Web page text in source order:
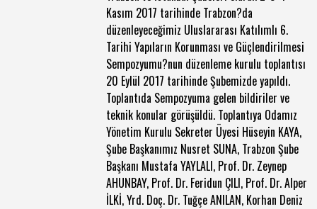
Kasım 2017 tarihinde Trabzon?da
düzenleyeceğimiz Uluslararası Katılımlı 6.
Tarihi Yapıların Korunması ve Güçlendirilmesi
Sempozyumu?nun düzenleme kurulu toplantısı
20 Eylül 2017 tarihinde Şubemizde yapıldı.
Toplantıda Sempozyuma gelen bildiriler ve
teknik konular görüşüldü. Toplantıya Odamız
Yönetim Kurulu Sekreter Üyesi Hüseyin KAYA,
Şube Başkanımız Nusret SUNA, Trabzon Şube
Başkanı Mustafa YAYLALI, Prof. Dr. Zeynep
AHUNBAY, Prof. Dr. Feridun ÇILI, Prof. Dr. Alper
İLKİ, Yrd. Doç. Dr. Tuğçe ANILAN, Korhan Deniz